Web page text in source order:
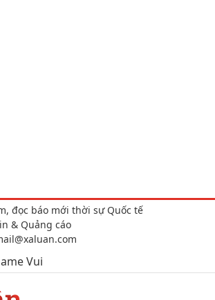
đọc báo mới thời sự Quốc tế
& Quảng cáo
Vui